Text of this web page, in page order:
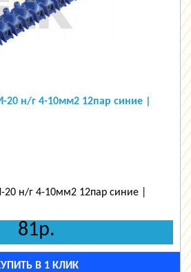
н/г 4-10мм2 12пар синие |
н/г 4-10мм2 12пар синие |
81р.
В 1 КЛИК